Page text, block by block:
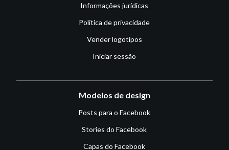
Informações jurídicas
Política de privacidade
Vender logotipos
Iniciar sessão
Modelos de design
Posts para o Facebook
Stories do Facebook
Capas do Facebook